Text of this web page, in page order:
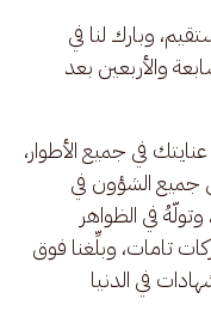
وبارك لنا في
والأربعين بعد
في جميع الأطوار،
جميع الشؤون في
في الظواهر
تامات، وبلِّغنا فوق
في الدنيا